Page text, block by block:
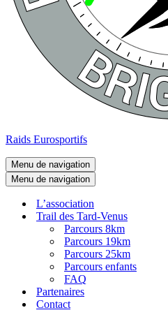
Raids Eurosportifs
Menu de navigation
Menu de navigation
L’association
Trail des Tard-Venus
Parcours 8km
Parcours 19km
Parcours 25km
Parcours enfants
FAQ
Partenaires
Contact